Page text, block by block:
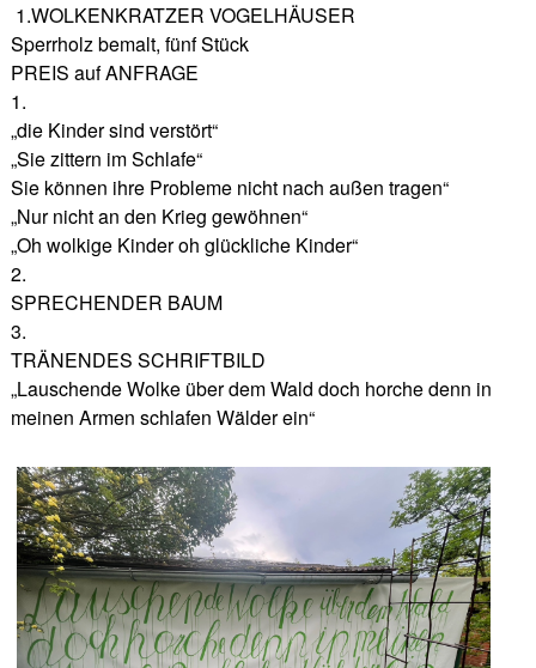
1.WOLKENKRATZER VOGELHÄUSER
Sperrholz bemalt, fünf Stück
PREIS auf ANFRAGE
1.
„die Kinder sind verstört“
„Sie zittern im Schlafe“
Sie können ihre Probleme nicht nach außen tragen“
„Nur nicht an den Krieg gewöhnen“
„Oh wolkige Kinder oh glückliche Kinder“
2.
SPRECHENDER BAUM
3.
TRÄNENDES SCHRIFTBILD
„Lauschende Wolke über dem Wald doch horche denn in
meinen Armen schlafen Wälder ein“